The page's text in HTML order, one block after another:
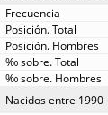
Nacidos entre